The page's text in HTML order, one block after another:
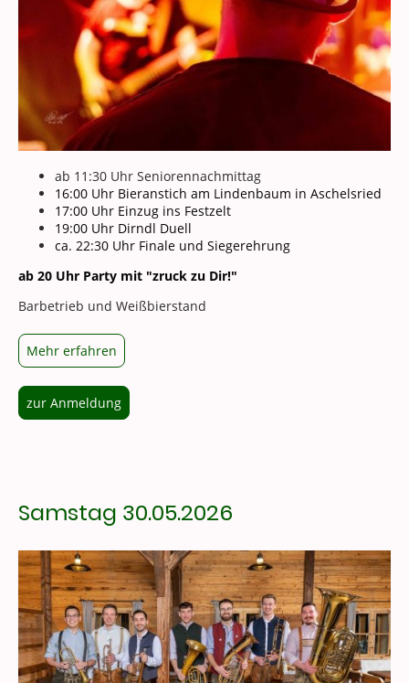
ab 11:30 Uhr Seniorennachmittag
16:00 Uhr Bieranstich am Lindenbaum in Aschelsried
17:00 Uhr Einzug ins Festzelt
19:00 Uhr Dirndl Duell
ca. 22:30 Uhr Finale und Siegerehrung
ab 20 Uhr Party mit "zruck zu Dir!"
Barbetrieb und Weißbierstand
Mehr erfahren
zur Anmeldung
Samstag 30.05.2026